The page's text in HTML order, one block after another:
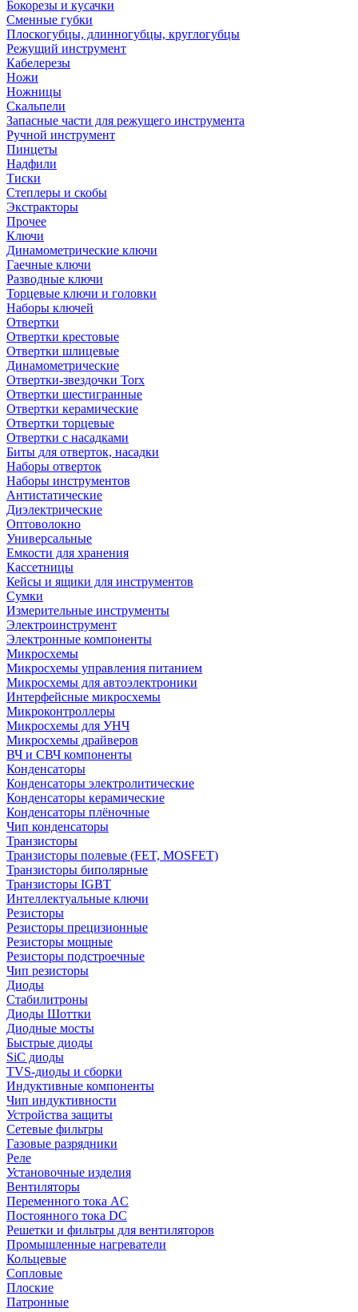
Бокорезы и кусачки
Сменные губки
Плоскогубцы, длинногубцы, круглогубцы
Режущий инструмент
Кабелерезы
Ножи
Ножницы
Скальпели
Запасные части для режущего инструмента
Ручной инструмент
Пинцеты
Надфили
Тиски
Степлеры и скобы
Экстракторы
Прочее
Ключи
Динамометрические ключи
Гаечные ключи
Разводные ключи
Торцевые ключи и головки
Наборы ключей
Отвертки
Отвертки крестовые
Отвертки шлицевые
Динамометрические
Отвертки-звездочки Torx
Отвертки шестигранные
Отвертки керамические
Отвертки торцевые
Отвертки с насадками
Биты для отверток, насадки
Наборы отверток
Наборы инструментов
Антистатические
Диэлектрические
Оптоволокно
Универсальные
Емкости для хранения
Кассетницы
Кейсы и ящики для инструментов
Сумки
Измерительные инструменты
Электроинструмент
Электронные компоненты
Микросхемы
Микросхемы управления питанием
Микросхемы для автоэлектроники
Интерфейсные микросхемы
Микроконтроллеры
Микросхемы для УНЧ
Микросхемы драйверов
ВЧ и СВЧ компоненты
Конденсаторы
Конденсаторы электролитические
Конденсаторы керамические
Конденсаторы плёночные
Чип конденсаторы
Транзисторы
Транзисторы полевые (FET, MOSFET)
Транзисторы биполярные
Транзисторы IGBT
Интеллектуальные ключи
Резисторы
Резисторы прецизионные
Резисторы мощные
Резисторы подстроечные
Чип резисторы
Диоды
Стабилитроны
Диоды Шоттки
Диодные мосты
Быстрые диоды
SiC диоды
TVS-диоды и сборки
Индуктивные компоненты
Чип индуктивности
Устройства защиты
Сетевые фильтры
Газовые разрядники
Реле
Установочные изделия
Вентиляторы
Переменного тока AC
Постоянного тока DC
Решетки и фильтры для вентиляторов
Промышленные нагреватели
Кольцевые
Сопловые
Плоские
Патронные